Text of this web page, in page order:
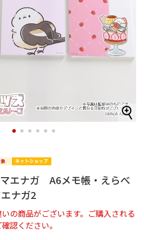
1 2 3 4 5 6
エナガ A6メモ帳・えらべ
ナガ2
の商品がございます。ご購入される
認ください。